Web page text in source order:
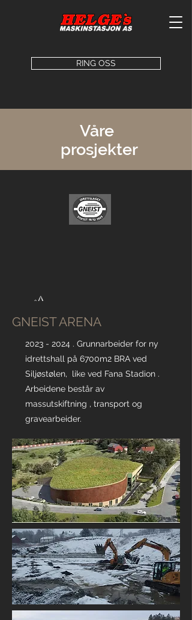
RING OSS
Våre
prosjekter
GNEIST ARENA
2023 - 2024 . Grunnarbeider for ny
idrettshall på 6700m2 BRA ved
Siljøstølen, like ved Fana Stadion .
Arbeidene består av
massutskiftning , transport og
gravearbeider.